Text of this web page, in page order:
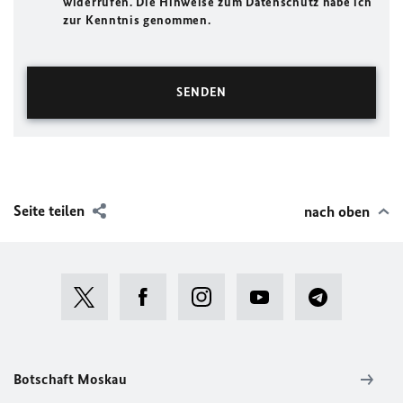
zur Kenntnis genommen.
Seite teilen nach oben
Botschaft Moskau